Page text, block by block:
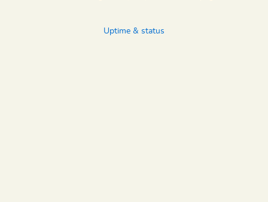
Uptime & status